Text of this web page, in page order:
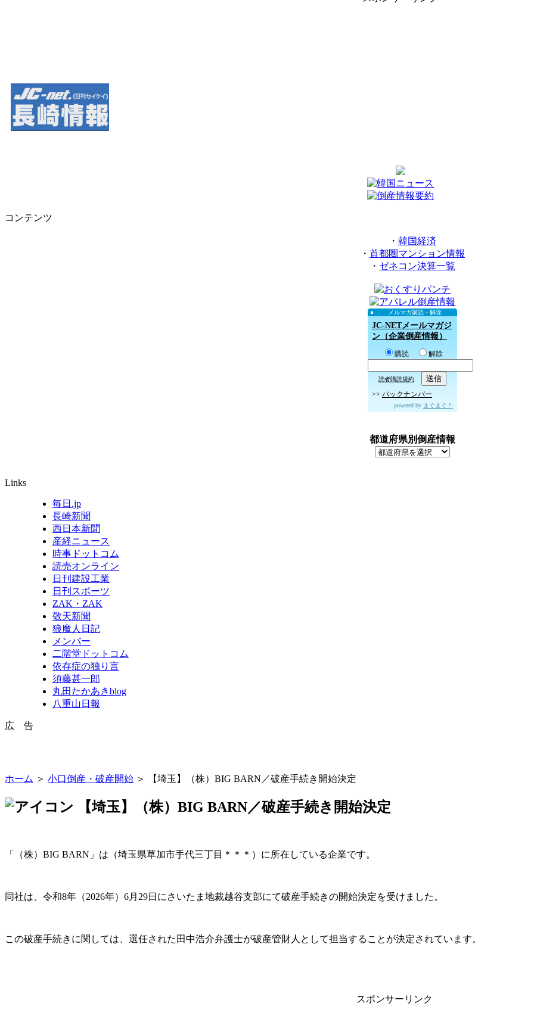
コンテンツ
・ 韓国経済
・ 首都圏マンション情報
・ ゼネコン決算一覧
メルマガ購読・解除
JC-NETメールマガジ
ン（企業倒産情報）
購読 解除
読者購読規約
>> バックナンバー
powered by まぐまぐ！
都道府県別倒産情報
Links
毎日.jp
長崎新聞
西日本新聞
産経ニュース
時事ドットコム
読売オンライン
日刊建設工業
日刊スポーツ
ZAK・ZAK
敬天新聞
狼魔人日記
メンバー
二階堂ドットコム
依存症の独り言
須藤甚一郎
丸田たかあきblog
八重山日報
広 告
ホーム ＞ 小口倒産・破産開始 ＞ 【埼玉】（株）BIG BARN／破産手続き開始決定
【埼玉】（株）BIG BARN／破産手続き開始決定
「（株）BIG BARN」は（埼玉県草加市手代三丁目＊＊＊）に所在している企業です。
同社は、令和8年（2026年）6月29日にさいたま地裁越谷支部にて破産手続きの開始決定を受けました。
この破産手続きに関しては、選任された田中浩介弁護士が破産管財人として担当することが決定されています。
スポンサーリンク